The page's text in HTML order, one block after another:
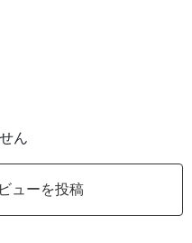
ん
ューを投稿